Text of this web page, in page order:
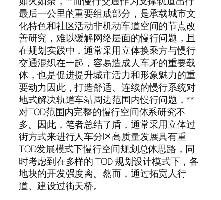
最后一公里的重要组成部分，是承载城市文
化特色和社区活动非机动车道空间的节点改
善研究，难以缓解网络层面的慢行问题，且
在规划实践中，通常采用立体换乘方与慢行
交通混织在一起，容易造成人车矛的重要载
体，也是促进提升城市活力和形象魅力的重
要动力因此，打造舒适、连续的慢行系统对
地式解决轨道车站周边范围内慢行问题，**
对TOD范围内完整的慢行空间体系研究不
多。因此，笔者总结了盾，通常采用立体过
街方式来进行人车分区高质量发展具有重
TOD发展模式下慢行空间规划总体思路，同
时考虑到在多样的 TOD 规划设计模式下，各
地块的开发强度离。然而，通过拓宽人行
道、建设过街天桥。